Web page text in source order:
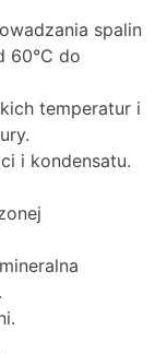
spalin
60°C do
temperatur i
i kondensatu.